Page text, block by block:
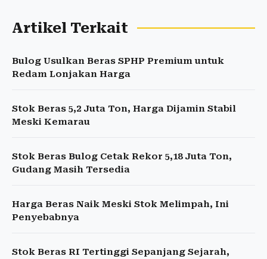
Artikel Terkait
Bulog Usulkan Beras SPHP Premium untuk
Redam Lonjakan Harga
Stok Beras 5,2 Juta Ton, Harga Dijamin Stabil
Meski Kemarau
Stok Beras Bulog Cetak Rekor 5,18 Juta Ton,
Gudang Masih Tersedia
Harga Beras Naik Meski Stok Melimpah, Ini
Penyebabnya
Stok Beras RI Tertinggi Sepanjang Sejarah,